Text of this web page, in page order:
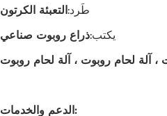
طَرد:التعبئة الكرتون
يكتب:ذراع روبوت صناعي
، آلة لحام روبوت ، آلة لحام روبوت
الدعم والخدمات: